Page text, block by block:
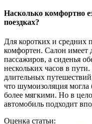
Насколько комфортно
поездках?
Для коротких и средних
комфортен. Салон имеет
пассажиров, а сиденья
нескольких часов в
длительных
что шумоизоляция
более мягкими. Но в
автомобиль подходит
Оценка статьи: